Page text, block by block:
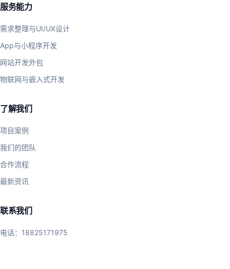
服务能力
需求整理与UI/UX设计
App与小程序开发
网站开发外包
物联网与嵌入式开发
了解我们
项目案例
我们的团队
合作流程
最新资讯
联系我们
电话： 18825171975